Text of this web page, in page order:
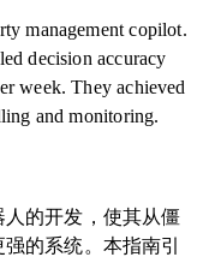
management copilot.
decision accuracy
week. They achieved
and monitoring.
的开发，使其从僵
的系统。本指南引